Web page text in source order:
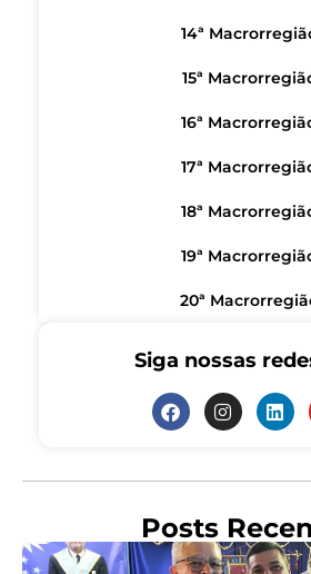
14ª
15ª
16ª
17ª
18ª
19ª
20ª
Siga nossas
Posts